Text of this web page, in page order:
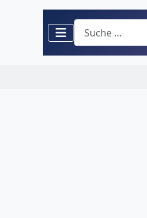
Suchen